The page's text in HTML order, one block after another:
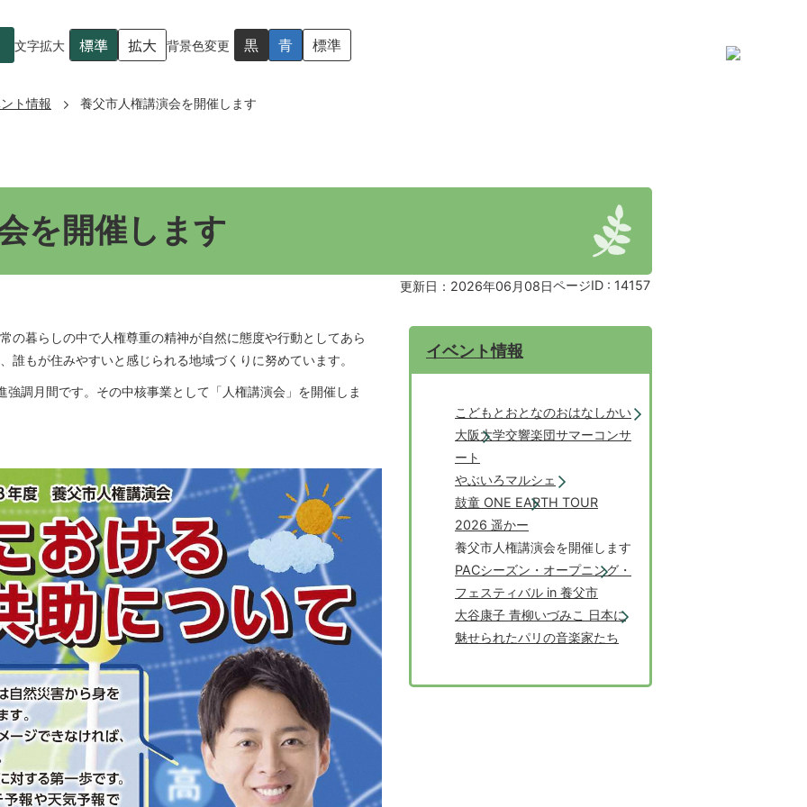
文字拡大 標準 拡大 背景色変更 黒 青 標準
ト情報 養父市人権講演会を開催します
を開催します
更新日：2026年06月08日ページID : 14157
の暮らしの中で人権尊重の精神が自然に態度や行動としてあら
誰もが住みやすいと感じられる地域づくりに努めています。
調月間です。その中核事業として「人権講演会」を開催しま
イベント情報
こどもとおとなのおはなしかい
大阪大学交響楽団サマーコンサ
ート
やぶいろマルシェ
鼓童 ONE EARTH TOUR
2026 遥かー
養父市人権講演会を開催します
PACシーズン・オープニング・
フェスティバル in 養父市
大谷康子 青柳いづみこ 日本に
魅せられたパリの音楽家たち